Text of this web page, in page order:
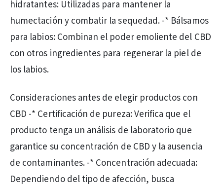
hidratantes: Utilizadas para mantener la
humectación y combatir la sequedad. -* Bálsamos
para labios: Combinan el poder emoliente del CBD
con otros ingredientes para regenerar la piel de
los labios.
Consideraciones antes de elegir productos con
CBD -* Certificación de pureza: Verifica que el
producto tenga un análisis de laboratorio que
garantice su concentración de CBD y la ausencia
de contaminantes. -* Concentración adecuada:
Dependiendo del tipo de afección, busca